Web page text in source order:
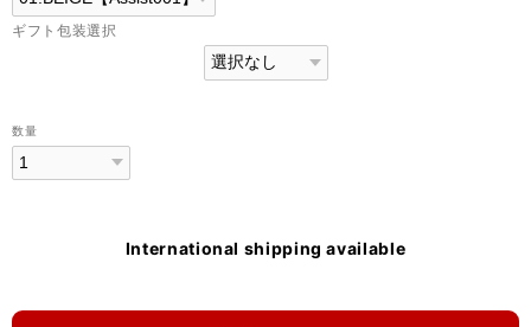
ギフト包装選択
数量
International shipping available